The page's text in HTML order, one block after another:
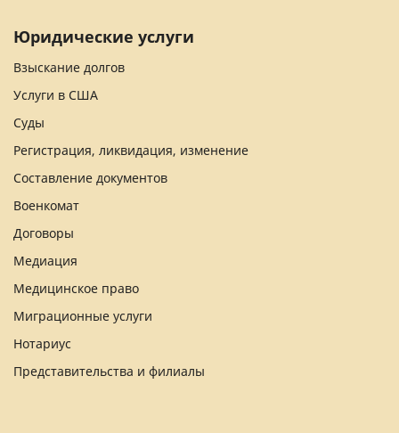
Юридические услуги
Взыскание долгов
Услуги в США
Суды
Регистрация, ликвидация, изменение
Составление документов
Военкомат
Договоры
Медиация
Медицинское право
Миграционные услуги
Нотариус
Представительства и филиалы